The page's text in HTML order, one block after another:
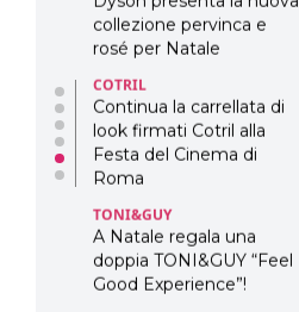
collezione pervinca e
rosé per Natale
COTRIL
Continua la carrellata di
look firmati Cotril alla
Festa del Cinema di
Roma
TONI&GUY
A Natale regala una
doppia TONI&GUY “Feel
Good Experience”!